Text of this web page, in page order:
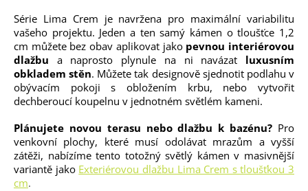
Série Lima Crem je navržena pro maximální variabilitu
vašeho projektu. Jeden a ten samý kámen o tloušťce 1,2
cm můžete bez obav aplikovat jako pevnou interiérovou
dlažbu a naprosto plynule na ni navázat luxusním
obkladem stěn. Můžete tak designově sjednotit podlahu v
obývacím pokoji s obložením krbu, nebo vytvořit
dechberoucí koupelnu v jednotném světlém kameni.
Plánujete novou terasu nebo dlažbu k bazénu? Pro
venkovní plochy, které musí odolávat mrazům a vyšší
zátěži, nabízíme tento totožný světlý kámen v masivnější
variantě jako Exteriérovou dlažbu Lima Crem s tloušťkou 3
cm.